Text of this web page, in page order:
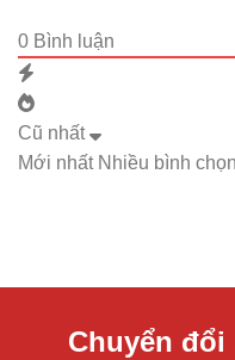
0 Bình luận
Cũ nhất
Mới nhất Nhiều bình
Chuyển